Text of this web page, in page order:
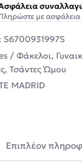
με ασφάλεια
S6700931997S
/ Φάκελοι,
, Τσάντες Ώμου
MADRID
Επιπλέον